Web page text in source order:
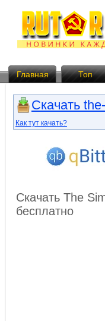
Главная Топ
Скачать
Как тут качать?
Скачать The
бесплатно